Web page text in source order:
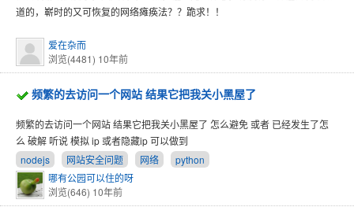
道的，嶄时的又可恢复的网络瘫痪法？？跪求！！
爱在杂而
浏览(4481) 10年前
频繁的去访问一个网站 结果它把我关小黑屋了
频繁的去访问一个网站 结果它把我关小黑屋了 怎么避免 或者 已经发生了怎
么 破解 听说 模拟 ip 或者隐藏ip 可以做到
nodejs
网站安全问题 网络
python
哪有公园可以住的呀
浏览(646) 10年前